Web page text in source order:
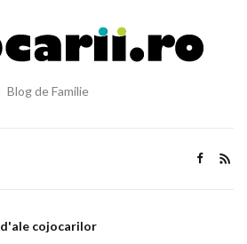
Blog de Familie
d'ale cojocarilor